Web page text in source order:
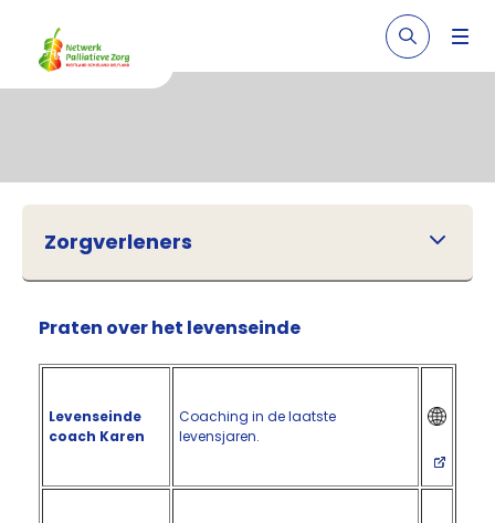
Zorgverleners
Praten over het levenseinde
Levenseinde
coach Karen
Coaching in de laatste
levensjaren.